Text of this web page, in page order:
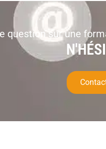
question sur une